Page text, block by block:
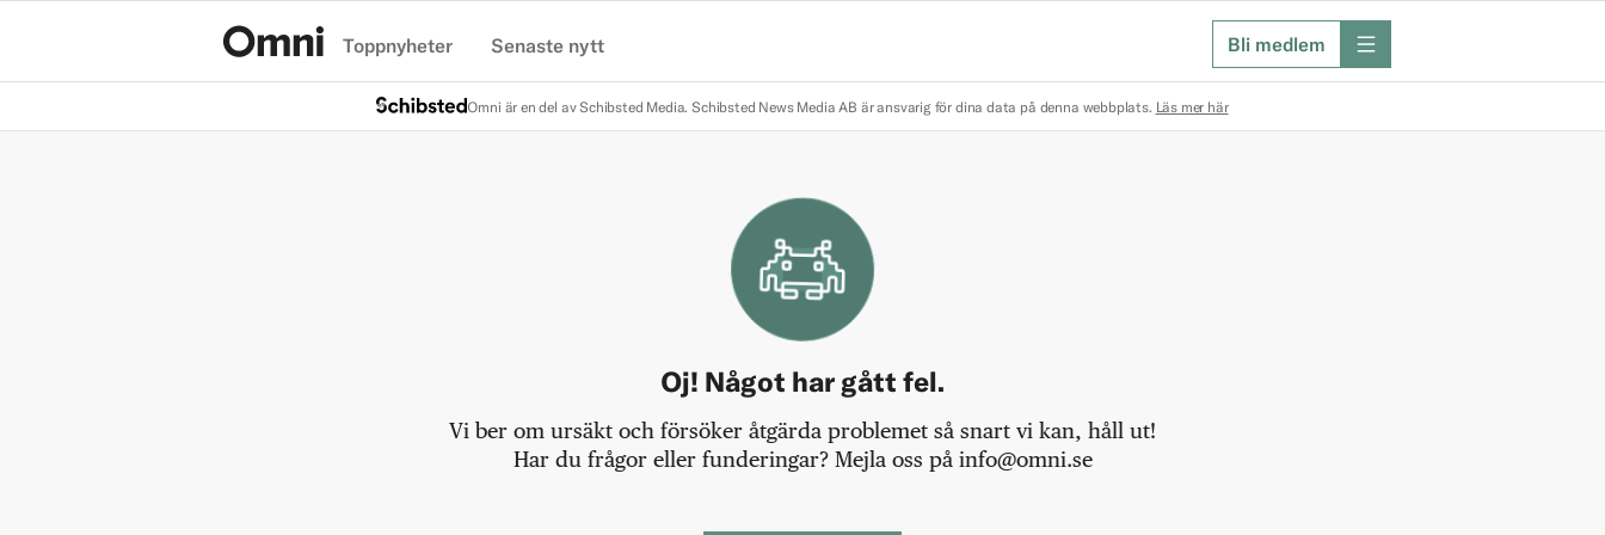
Toppnyheter Senaste nytt Bli medlem meny
Omni är en del av Schibsted Media. Schibsted News Media AB är ansvarig för dina data på denna webbplats. Läs mer här
Oj! Något har gått fel.
Vi ber om ursäkt och försöker åtgärda problemet så snart vi kan, håll ut!
Har du frågor eller funderingar? Mejla oss på info@omni.se